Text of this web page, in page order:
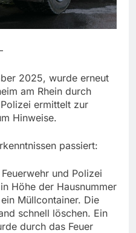
2025, wurde erneut
am Rhein durch
ermittelt zur
Hinweise.
passiert:
und Polizei
Höhe der Hausnummer
Müllcontainer. Die
schnell löschen. Ein
durch das Feuer